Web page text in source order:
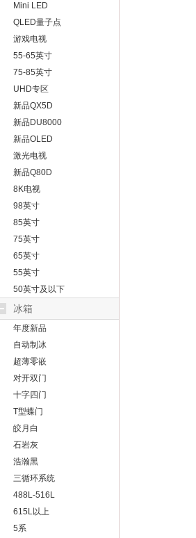
Mini LED
QLED量子点
游戏电视
55-65英寸
75-85英寸
UHD专区
新品QX5D
新品DU8000
新品OLED
激光电视
新品Q80D
8K电视
98英寸
85英寸
75英寸
65英寸
55英寸
50英寸及以下
冰箱
年度新品
自动制冰
超薄零嵌
对开双门
十字四门
T型蝶门
皎月白
石岩灰
浩瀚黑
三循环系统
488L-516L
615L以上
5系